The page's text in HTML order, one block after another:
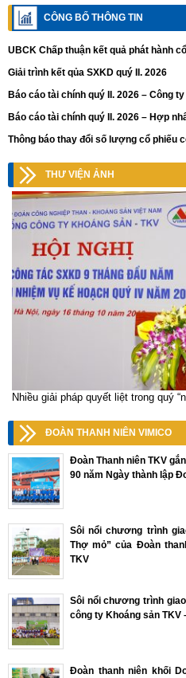
CÔNG BỐ THÔNG TIN
UBCK Chấp thuận kết quả phát hành
Giải trình kết qủa SXKD quý II. 2026
Báo cáo tài chính quý II. 2026 – Công
Báo cáo tài chính quý II. 2026 – Hợp
Thông báo thay đổi số lượng cổ phiếu
THƯ VIỆN ẢNH
Nhiều giải pháp quyết liệt trong quý
ĐOÀN THANH NIÊN VIMICO
Đoàn Thanh niên TKV
90 năm Ngày thành lập
Sôi nổi chương trình
Thợ mỏ” của Đoàn
TKV
Sôi nổi chương trình
công ty Khoáng sản TKV
Đoàn thanh niên khối